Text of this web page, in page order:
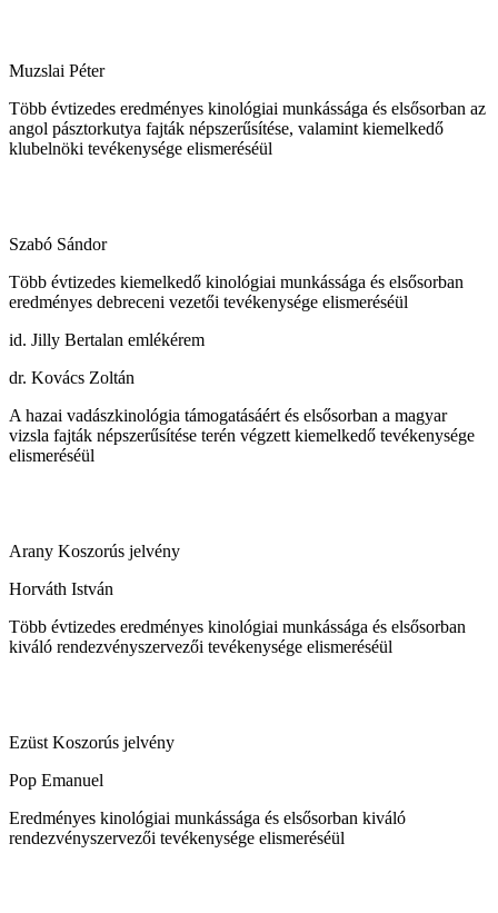
Muzslai Péter
Több évtizedes eredményes kinológiai munkássága és elsősorban az
angol pásztorkutya fajták népszerűsítése, valamint kiemelkedő
klubelnöki tevékenysége elismeréséül
Szabó Sándor
Több évtizedes kiemelkedő kinológiai munkássága és elsősorban
eredményes debreceni vezetői tevékenysége elismeréséül
id. Jilly Bertalan emlékérem
dr. Kovács Zoltán
A hazai vadászkinológia támogatásáért és elsősorban a magyar
vizsla fajták népszerűsítése terén végzett kiemelkedő tevékenysége
elismeréséül
Arany Koszorús jelvény
Horváth István
Több évtizedes eredményes kinológiai munkássága és elsősorban
kiváló rendezvényszervezői tevékenysége elismeréséül
Ezüst Koszorús jelvény
Pop Emanuel
Eredményes kinológiai munkássága és elsősorban kiváló
rendezvényszervezői tevékenysége elismeréséül